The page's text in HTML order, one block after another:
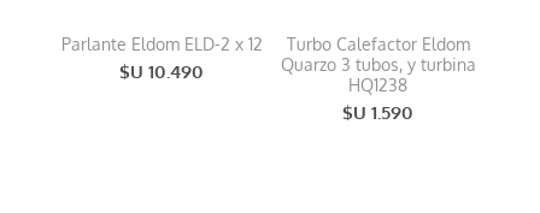
Parlante Eldom ELD-2 x 12
$U 10.490
Turbo Calefactor Eldom
Quarzo 3 tubos, y turbina
HQ1238
$U 1.590